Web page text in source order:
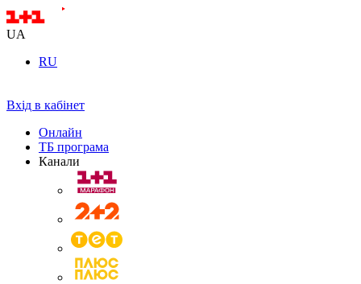
UA
RU
Вхід в кабінет
Онлайн
ТБ програма
Канали